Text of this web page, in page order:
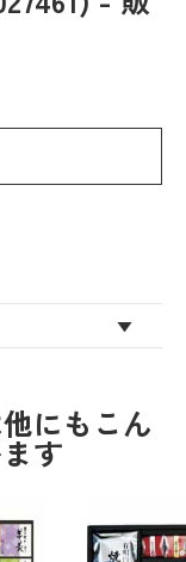
にもこん
す